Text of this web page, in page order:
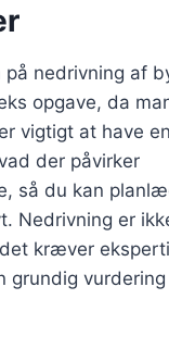
nedrivning af
opgave, da
vigtigt at have
der påvirker
så du kan
Nedrivning er
kræver
grundig